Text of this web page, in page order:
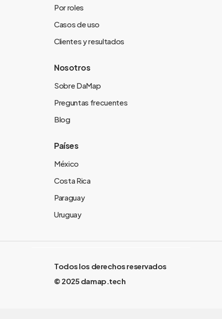
Por roles
Casos de uso
Clientes y resultados
Nosotros
Sobre DaMap
Preguntas frecuentes
Blog
Países
México
Costa Rica
Paraguay
Uruguay
Todos los derechos reservados
© 2025 damap.tech